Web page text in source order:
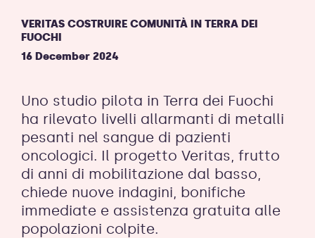
VERITAS COSTRUIRE COMUNITÀ IN TERRA DEI
FUOCHI
16 December 2024
Uno studio pilota in Terra dei Fuochi
ha rilevato livelli allarmanti di metalli
pesanti nel sangue di pazienti
oncologici. Il progetto Veritas, frutto
di anni di mobilitazione dal basso,
chiede nuove indagini, bonifiche
immediate e assistenza gratuita alle
popolazioni colpite.